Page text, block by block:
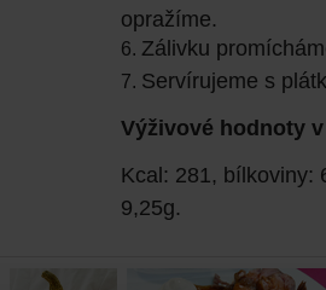
opražíme.
Zálivku
Servírujeme s
Výživové hodnoty
Kcal: 281, bílkoviny:
9,25g.